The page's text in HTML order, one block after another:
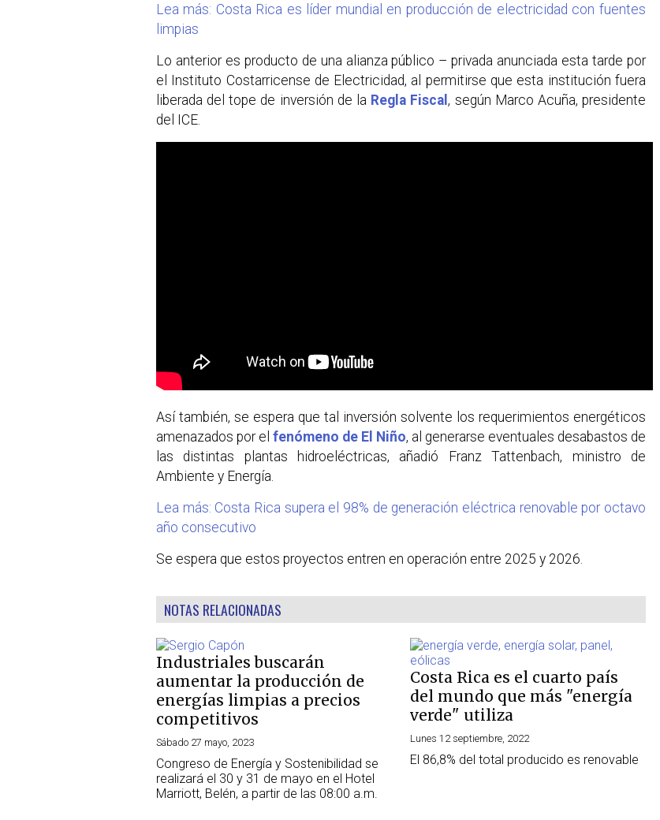
Lea más: Costa Rica es líder mundial en producción de electricidad con fuentes
limpias
Lo anterior es producto de una alianza público – privada anunciada esta tarde por
el Instituto Costarricense de Electricidad, al permitirse que esta institución fuera
liberada del tope de inversión de la Regla Fiscal, según Marco Acuña, presidente
del ICE.
Así también, se espera que tal inversión solvente los requerimientos energéticos
amenazados por el fenómeno de El Niño, al generarse eventuales desabastos de
las distintas plantas hidroeléctricas, añadió Franz Tattenbach, ministro de
Ambiente y Energía.
Lea más: Costa Rica supera el 98% de generación eléctrica renovable por octavo
año consecutivo
Se espera que estos proyectos entren en operación entre 2025 y 2026.
NOTAS RELACIONADAS
Industriales buscarán
aumentar la producción de
energías limpias a precios
competitivos
Sábado 27 mayo, 2023
Congreso de Energía y Sostenibilidad se
realizará el 30 y 31 de mayo en el Hotel
Marriott, Belén, a partir de las 08:00 a.m.
Costa Rica es el cuarto país
del mundo que más "energía
verde" utiliza
Lunes 12 septiembre, 2022
El 86,8% del total producido es renovable